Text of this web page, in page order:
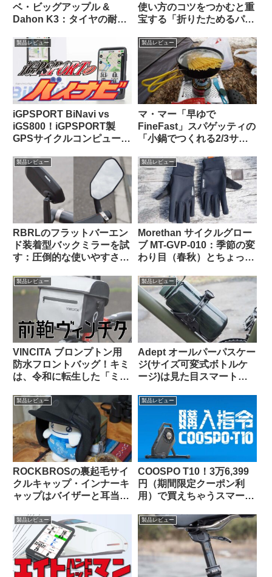
ベ・ビッグアップル &
Dahon K3：タイヤの耐久
あったか
使い方のコツをつかむと重
宝する「折りたためるパニ
ャンプ・輪行でも】
製品レビュー
iGPSPORT BiNavi vs
iGS800！iGPSPORT製
GPSサイクルコンピュータ
製品レビュー
マ・マー「早ゆで
FineFast」スパゲッティの
「小鍋でつくれる2/3サイ
【携行に便利・茹で時間は
3分】
製品レビュー
RBRLのフラットバーエン
ド装着型バックミラーを試
す：圧倒的な使いやすさと
い】
製品レビュー
Morethan サイクルグロー
ブ MT-GVP-010：季節の変
わり目（春秋）とちょっと
製品レビュー
VINCITA ブロンプトン用
防水フロントバッグ！キミ
は、令和に転生した「ミニ
製品レビュー
Adept オールパーパスケー
ジ(サイズ可変式ボトルケ
ージ)は見た目スマートで
【Bikase ABCケージとの
比較あり】
製品レビュー
ROCKBROSの裏起毛サイ
クルキャップ・インナーキ
ャップはバイザーと耳当て
冬の高強度ライドにも良し
製品レビュー
COOSPO T10！3万6,399
円（期間限定クーポン利
用）で買えちゃうスマート
になるの？（なりまし
た！）
製品レビュー 製品レビュー